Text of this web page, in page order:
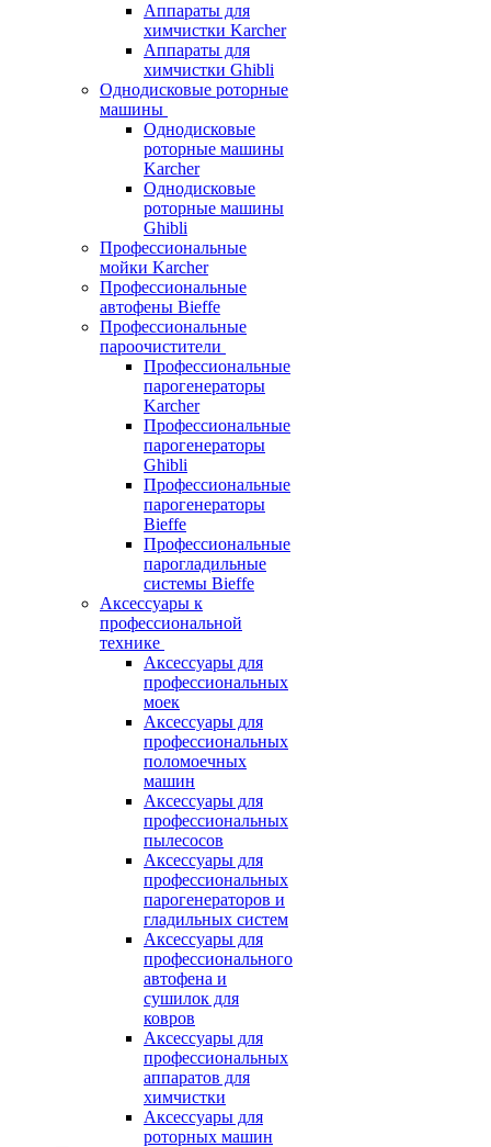
Аппараты для
химчистки Karcher
Аппараты для
химчистки Ghibli
Однодисковые роторные
машины
Однодисковые
роторные машины
Karcher
Однодисковые
роторные машины
Ghibli
Профессиональные
мойки Karcher
Профессиональные
автофены Bieffe
Профессиональные
пароочистители
Профессиональные
парогенераторы
Karcher
Профессиональные
парогенераторы
Ghibli
Профессиональные
парогенераторы
Bieffe
Профессиональные
парогладильные
системы Bieffe
Аксессуары к
профессиональной
технике
Аксессуары для
профессиональных
моек
Аксессуары для
профессиональных
поломоечных
машин
Аксессуары для
профессиональных
пылесосов
Аксессуары для
профессиональных
парогенераторов и
гладильных систем
Аксессуары для
профессионального
автофена и
сушилок для
ковров
Аксессуары для
профессиональных
аппаратов для
химчистки
Аксессуары для
роторных машин